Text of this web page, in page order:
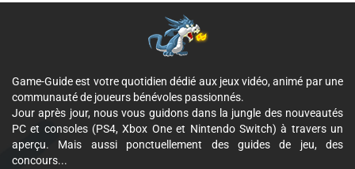
Game-Guide est votre quotidien dédié aux jeux vidéo, animé par une
communauté de joueurs bénévoles passionnés.
Jour après jour, nous vous guidons dans la jungle des nouveautés
PC et consoles (PS4, Xbox One et Nintendo Switch) à travers un
aperçu. Mais aussi ponctuellement des guides de jeu, des
concours...